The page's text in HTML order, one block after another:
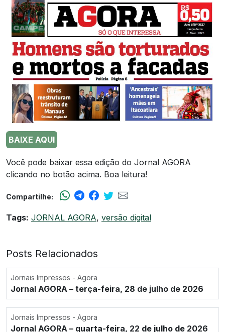
BAIXE AQUI
Você pode baixar essa edição do Jornal AGORA
clicando no botão acima. Boa leitura!
Compartilhe:
Tags: JORNAL AGORA, versão digital
Posts Relacionados
Jornais Impressos - Agora
Jornal AGORA – terça-feira, 28 de julho de 2026
Jornais Impressos - Agora
Jornal AGORA – quarta-feira, 22 de julho de 2026